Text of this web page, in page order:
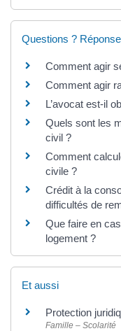
Questions ?
Comment agir
Comment agir
L’avocat est-il
Quels sont les
civil ?
Comment
civile ?
Crédit à la
difficultés de
Que faire en
logement ?
Et aussi
Protection
Famille – Scolarité